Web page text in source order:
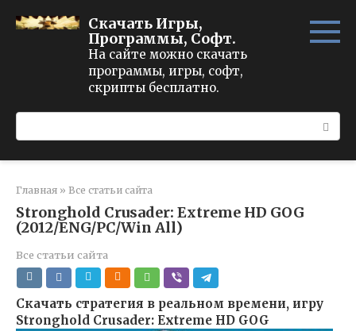
Скачать Игры,
Программы, Софт.
На сайте можно скачать
программы, игры, софт,
скрипты бесплатно.
Главная » Все статьи сайта
Stronghold Crusader: Extreme HD GOG
(2012/ENG/PC/Win All)
Все статьи сайта
Скачать стратегия в реальном времени, игру
Stronghold Crusader: Extreme HD GOG